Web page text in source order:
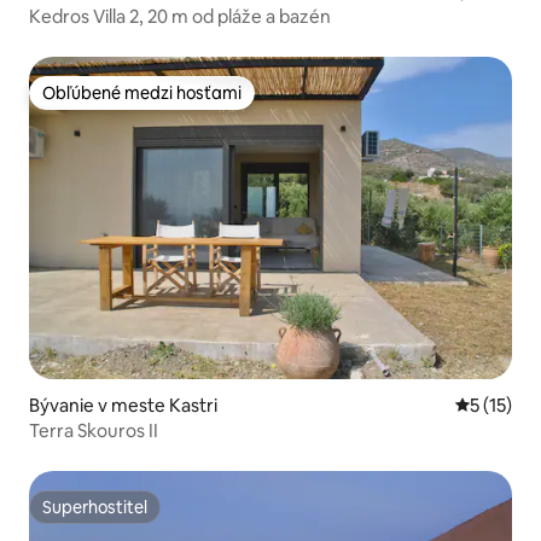
Kedros Villa 2, 20 m od pláže a bazén
Obľúbené medzi hosťami
Obľúbené medzi hosťami
Bývanie v meste Kastri
5 (15)
Terra Skouros II
Superhostiteľ
Superhostiteľ